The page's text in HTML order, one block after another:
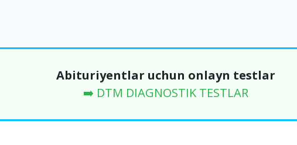
Abituriyentlar uchun onlayn testlar
➡️ DTM DIAGNOSTIK TESTLAR